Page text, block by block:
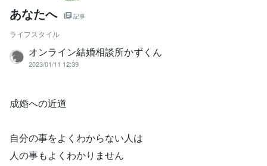
あなたへ 記事
ライフスタイル
オンライン結婚相談所かずくん
2023/01/11 12:39
成婚への近道
自分の事をよくわからない人は
人の事もよくわかりません